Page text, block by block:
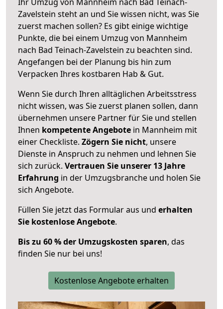
Zavelstein steht an und Sie wissen nicht, was Sie
zuerst machen sollen? Es gibt einige wichtige
Punkte, die bei einem Umzug von Mannheim
nach Bad Teinach-Zavelstein zu beachten sind.
Angefangen bei der Planung bis hin zum
Verpacken Ihres kostbaren Hab & Gut.
Wenn Sie durch Ihren alltäglichen Arbeitsstress
nicht wissen, was Sie zuerst planen sollen, dann
übernehmen unsere Partner für Sie und stellen
Ihnen kompetente Angebote in Mannheim mit
einer Checkliste. Zögern Sie nicht, unsere
Dienste in Anspruch zu nehmen und lehnen Sie
sich zurück. Vertrauen Sie unserer 13 Jahre
Erfahrung in der Umzugsbranche und holen Sie
sich Angebote.
Füllen Sie jetzt das Formular aus und erhalten
Sie kostenlose Angebote.
Bis zu 60 % der Umzugskosten sparen, das
finden Sie nur bei uns!
Kostenlose Angebote erhalten